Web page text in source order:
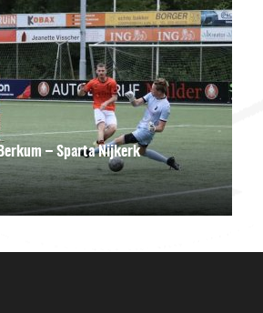
– Sparta Nijkerk